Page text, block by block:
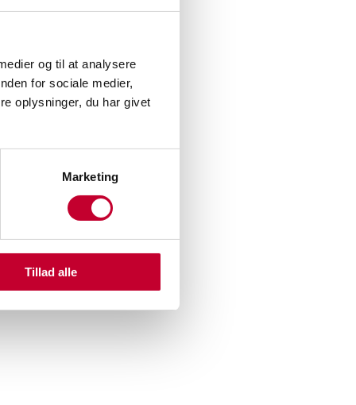
og til at analysere
for sociale medier,
oplysninger, du har givet
Marketing
Tillad alle